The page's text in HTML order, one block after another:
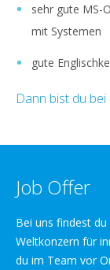
sehr gute MS-
mit Systemen
gute
Dann bist du
Job Offer
Bei uns findest du
Weltkonzern für
du im Team vor